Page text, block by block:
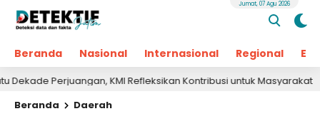
Beranda Nasional Internasional Regional
Jumat, 07 Agu 2026
KMI Refleksikan Kontribusi untuk Masyarakat 22
Beranda Daerah